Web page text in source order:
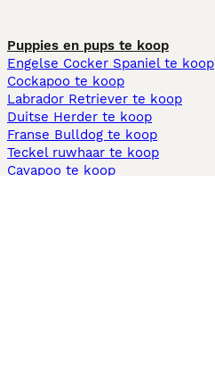
Puppies en pups te koop
Engelse Cocker Spaniel te koop
Cockapoo te koop
Labrador Retriever te koop
Duitse Herder te koop
Franse Bulldog te koop
Teckel ruwhaar te koop
Cavapoo te koop